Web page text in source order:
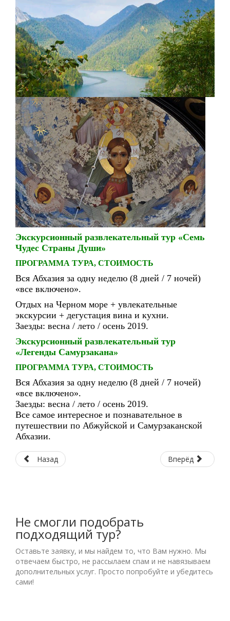
Экскурсионный развлекательный тур «Семь
Чудес Страны Души»
ПРОГРАММА ТУРА, СТОИМОСТЬ
Вся Абхазия за одну неделю (8 дней / 7 ночей)
«все включено».
Отдых на Черном море + увлекательные
экскурсии + дегустация вина и кухни.
Заезды: весна / лето / осень 2019.
Экскурсионный развлекательный тур
«Легенды Самурзакана»
ПРОГРАММА ТУРА, СТОИМОСТЬ
Вся Абхазия за одну неделю (8 дней / 7 ночей)
«все включено».
Заезды: весна / лето / осень 2019.
Все самое интересное и познавательное в
путешествии по Абжуйской и Самурзаканской
Абхазии.
Назад Вперёд
Не смогли подобрать
подходящий тур?
Оставьте заявку, и мы найдем то, что Вам нужно. Мы
отвечаем быстро, не рассылаем спам и не навязываем
дополнительных услуг. Просто попробуйте и убедитесь
сами!